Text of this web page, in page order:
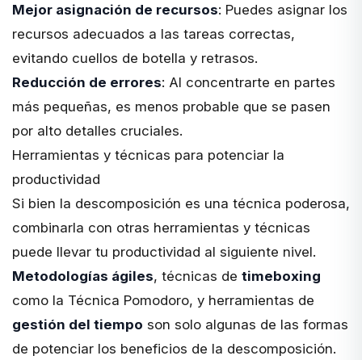
Mejor asignación de recursos: Puedes asignar los
recursos adecuados a las tareas correctas,
evitando cuellos de botella y retrasos.
Reducción de errores: Al concentrarte en partes
más pequeñas, es menos probable que se pasen
por alto detalles cruciales.
Herramientas y técnicas para potenciar la
productividad
Si bien la descomposición es una técnica poderosa,
combinarla con otras herramientas y técnicas
puede llevar tu productividad al siguiente nivel.
Metodologías ágiles, técnicas de timeboxing
como la Técnica Pomodoro, y herramientas de
gestión del tiempo son solo algunas de las formas
de potenciar los beneficios de la descomposición.